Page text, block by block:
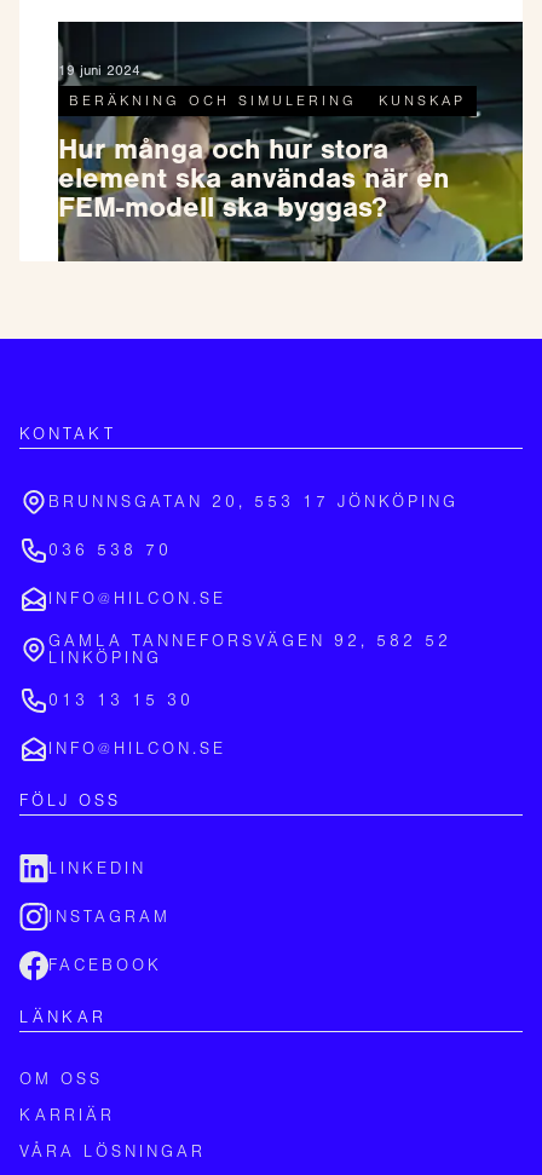
19 juni 2024
BERÄKNING OCH SIMULERING KUNSKAP
Hur många och hur stora
element ska användas när en
FEM-modell ska byggas?
KONTAKT
BRUNNSGATAN 20, 553 17 JÖNKÖPING
036 538 70
INFO@HILCON.SE
GAMLA TANNEFORSVÄGEN 92, 582 52
LINKÖPING
013 13 15 30
INFO@HILCON.SE
FÖLJ OSS
LINKEDIN
INSTAGRAM
FACEBOOK
LÄNKAR
OM OSS
KARRIÄR
VÅRA LÖSNINGAR